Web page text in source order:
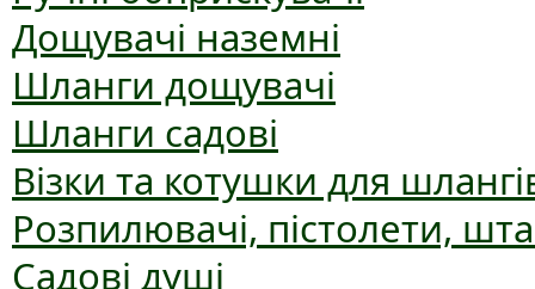
Дощувачі наземні
Шланги дощувачі
Шланги садові
Візки та котушки для
Розпилювачі, пістолети,
Садові душі